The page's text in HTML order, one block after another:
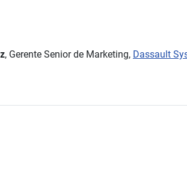
, Gerente Senior de Marketing, Dassault